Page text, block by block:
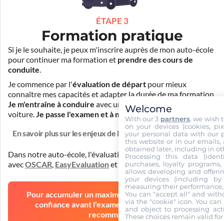
ÉTAPE 3
Formation pratique
Si je le souhaite, je peux m'inscrire auprès de mon auto-école
pour continuer ma formation et prendre des cours de
conduite.
Je commence par l'évaluation de départ pour mieux
connaître mes capacités et adapter la durée de ma formation.
Je m'entraîne à conduire avec un simulateur et/ou en
voiture.Je passe l'examen et à moi la liberté !
En savoir plus sur les enjeux de la formation
Dans notre auto-école, l'évaluation de départ est réalisée
avecOSCAR, EasyEvaluationet en voiture.
Pour accumuler un maximum d'expérience et de
confiance avant l'examen, l'auto-école vous
recommande
Welcome
With our 3 partners, we wish
on your devices (cookies,
your personal data with our
this website or in our emails,
obtained later, including in
Processing this data
purchases, loyalty
allows developing and
your devices (including
measuring their
You can "accept all" and
via the "cookie" icon. You
and object to processing
These choices remain valid